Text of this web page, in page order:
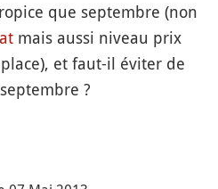
que septembre (non
mais aussi niveau prix
et faut-il éviter de
?